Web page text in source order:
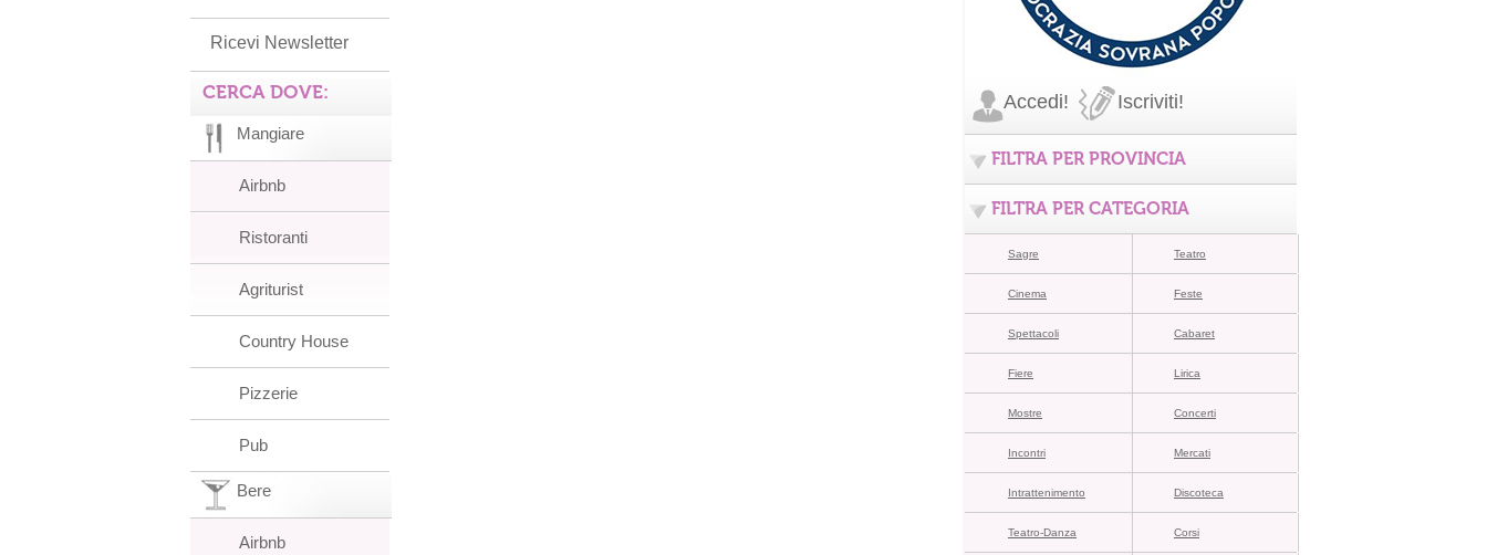
Ricevi Newsletter
CERCA DOVE:
Mangiare
Airbnb
Ristoranti
Agriturist
Country House
Pizzerie
Pub
Bere
Airbnb
Accedi! Iscriviti!
FILTRA PER PROVINCIA
FILTRA PER CATEGORIA
Sagre Teatro
Cinema Feste
Spettacoli Cabaret
Fiere Lirica
Mostre Concerti
Incontri Mercati
Intrattenimento Discoteca
Teatro-Danza Corsi